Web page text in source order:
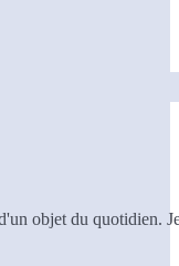
objet du quotidien.